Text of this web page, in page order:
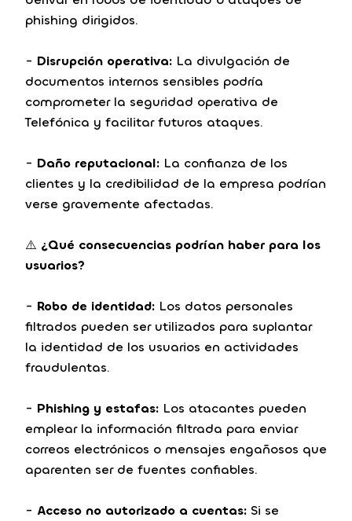
phishing dirigidos.
- Disrupción operativa: La divulgación de
documentos internos sensibles podría
comprometer la seguridad operativa de
Telefónica y facilitar futuros ataques.
- Daño reputacional: La confianza de los
clientes y la credibilidad de la empresa podrían
verse gravemente afectadas.
⚠️ ¿Qué consecuencias podrían haber para los
usuarios?
- Robo de identidad: Los datos personales
filtrados pueden ser utilizados para suplantar
la identidad de los usuarios en actividades
fraudulentas.
- Phishing y estafas: Los atacantes pueden
emplear la información filtrada para enviar
correos electrónicos o mensajes engañosos que
aparenten ser de fuentes confiables.
- Acceso no autorizado a cuentas: Si se